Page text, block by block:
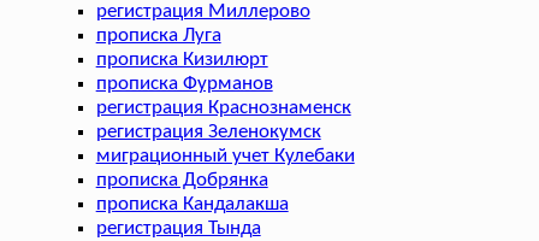
регистрация Миллерово
прописка Луга
прописка Кизилюрт
прописка Фурманов
регистрация Краснознаменск
регистрация Зеленокумск
миграционный учет Кулебаки
прописка Добрянка
прописка Кандалакша
регистрация Тында